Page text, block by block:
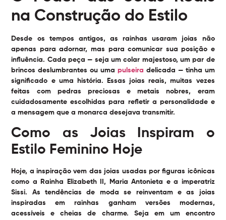
na Construção do Estilo
Desde os tempos antigos, as rainhas usaram joias não
apenas para adornar, mas para comunicar sua posição e
influência. Cada peça — seja um colar majestoso, um par de
brincos deslumbrantes ou uma pulseira delicada — tinha um
significado e uma história. Essas joias reais, muitas vezes
feitas com pedras preciosas e metais nobres, eram
cuidadosamente escolhidas para refletir a personalidade e
a mensagem que a monarca desejava transmitir.
Como as Joias Inspiram o
Estilo Feminino Hoje
Hoje, a inspiração vem das joias usadas por figuras icônicas
como a Rainha Elizabeth II, Maria Antonieta e a imperatriz
Sissi. As tendências de moda se reinventam e as joias
inspiradas em rainhas ganham versões modernas,
acessíveis e cheias de charme. Seja em um encontro